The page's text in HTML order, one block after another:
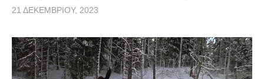
21 ΔΕΚΕΜΒΡΊΟΥ, 2023